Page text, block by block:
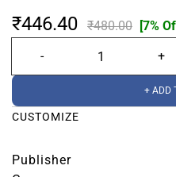
₹446.40 ₹480.00 [7%
+ ADD
CUSTOMIZE
Publisher